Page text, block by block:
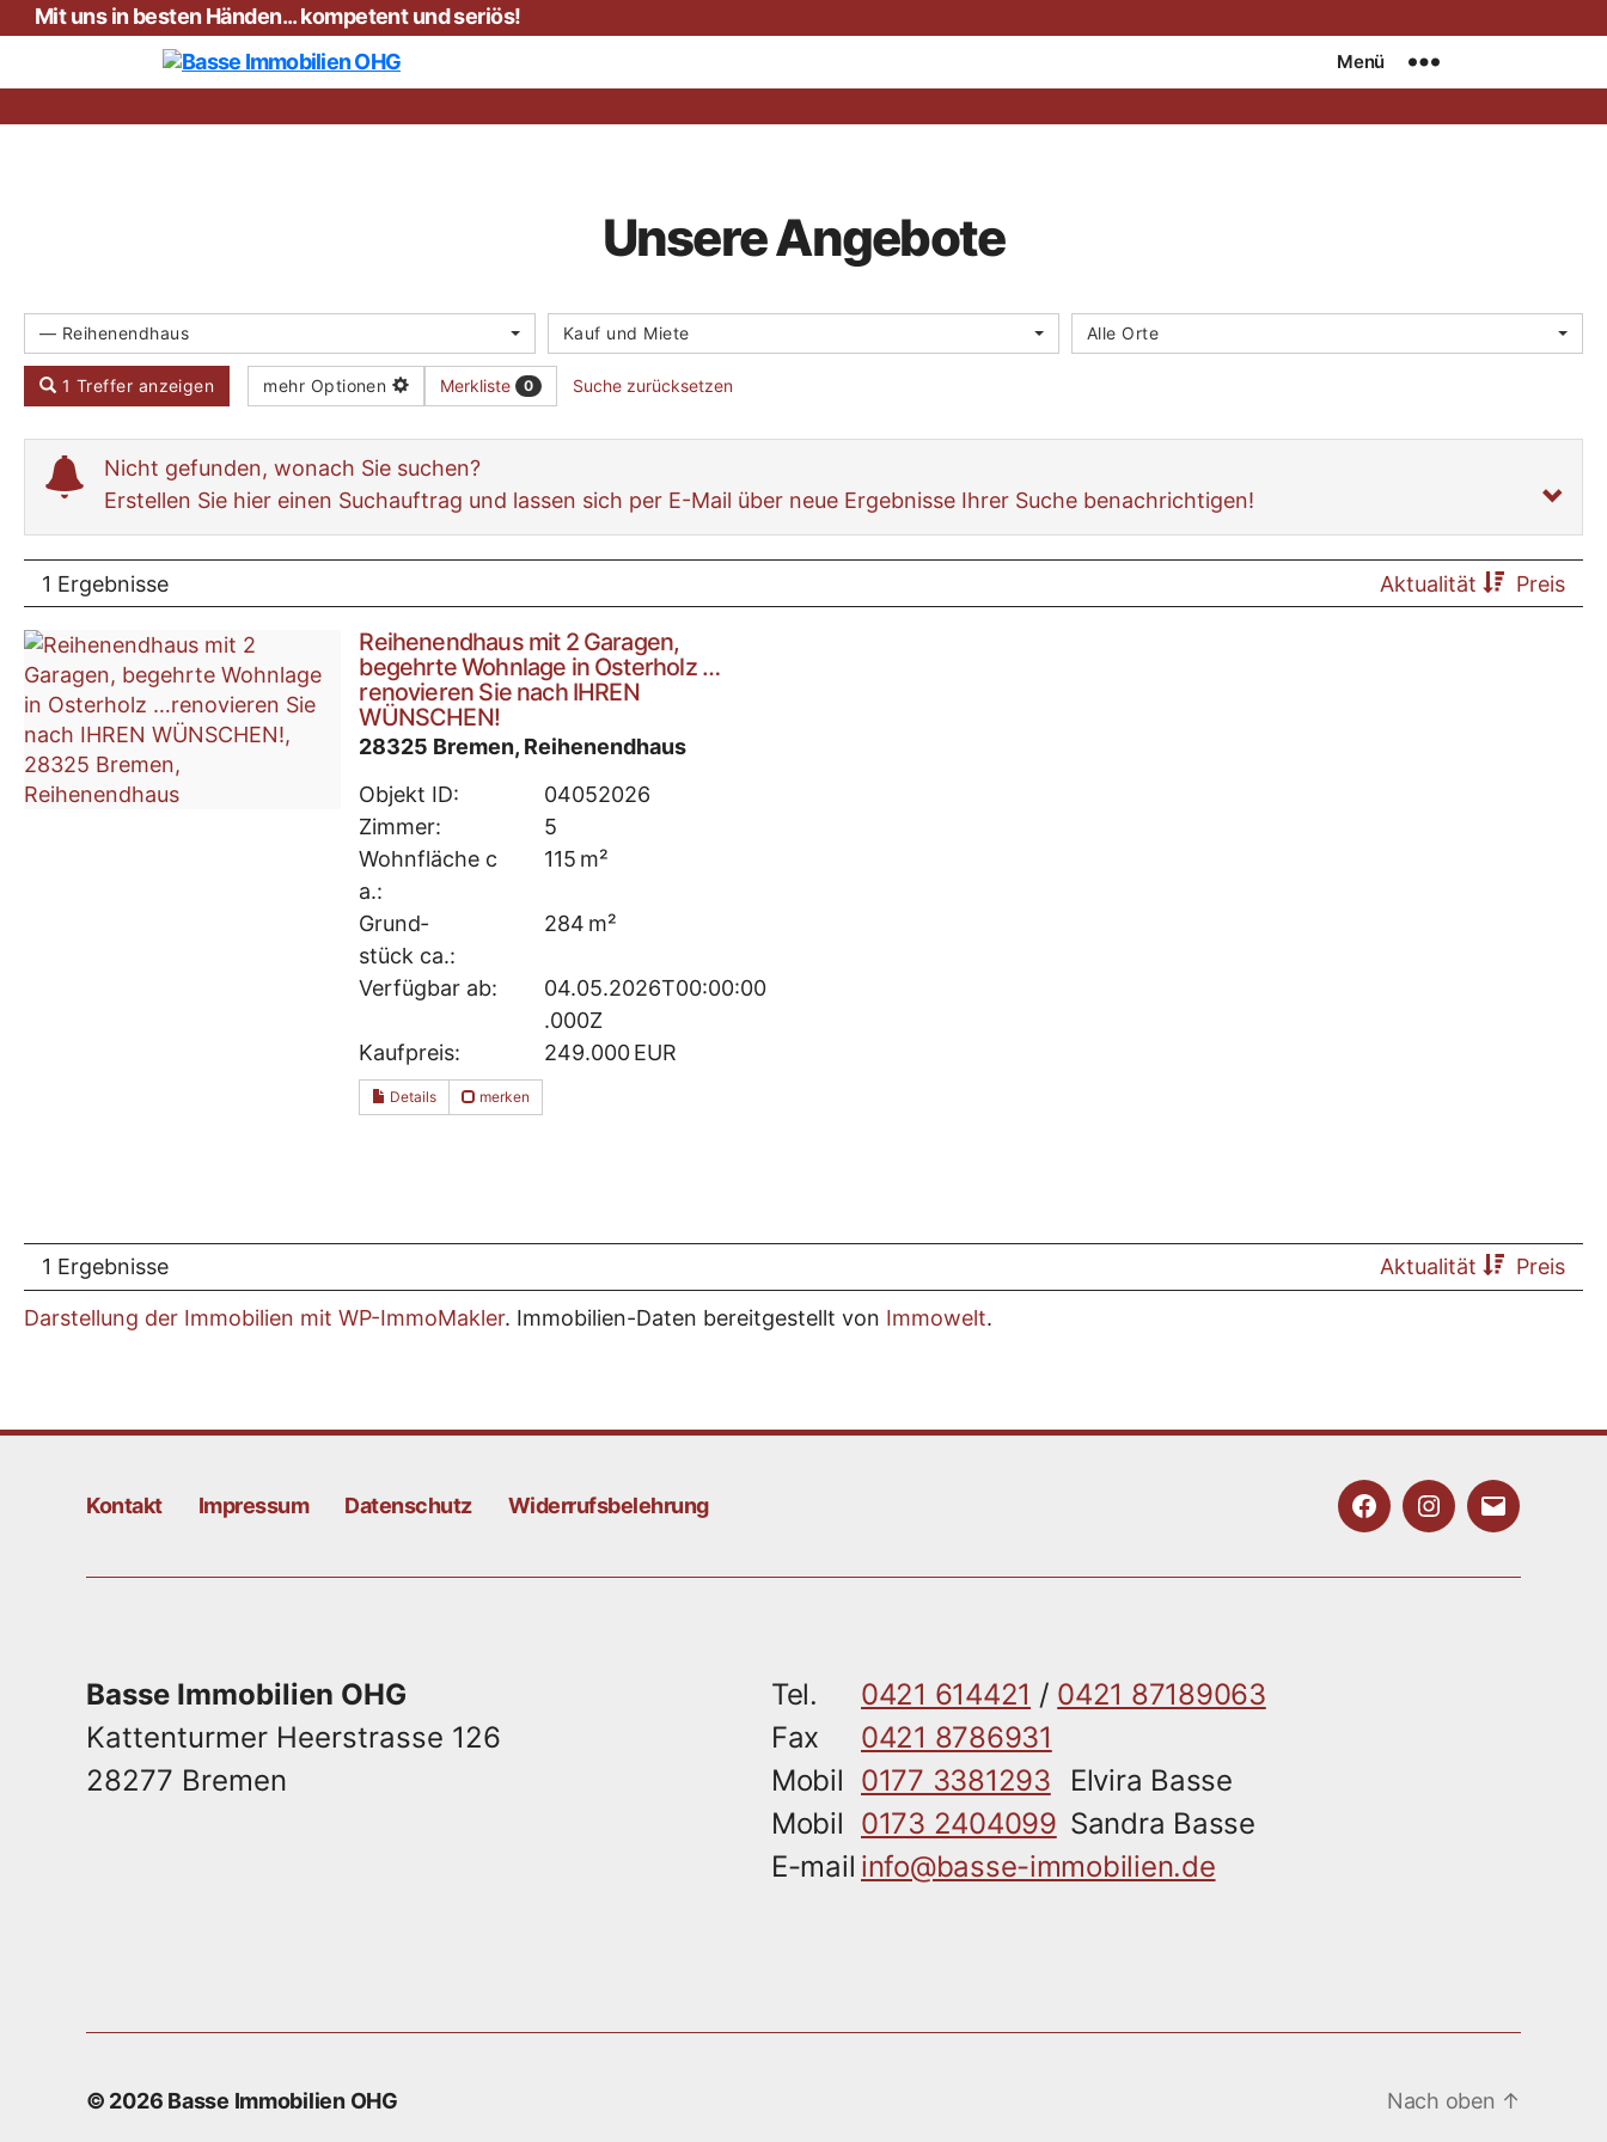
Immobilien
Mit uns in besten Händen... kompetent und seriös!
Menü
Unsere Angebote
— Reihenendhaus Kauf und Miete Alle Orte
1 Treffer anzeigen mehr Optionen Merkliste 0 Suche zurücksetzen
Nicht gefunden, wonach Sie suchen?
Erstellen Sie hier einen Suchauftrag und lassen sich per E-Mail über neue Ergebnisse Ihrer Suche benachrichtigen!
1 Ergebnisse Aktualität Preis
Reihenendhaus mit 2 Garagen,
begehrte Wohnlage in Osterholz …
renovieren Sie nach IHREN
WÜNSCHEN!
28325 Bremen, Reihenendhaus
Objekt ID:
04052026
Zimmer:
5
Wohnfläche c
a.:
115 m²
Grund­
stück ca.:
284 m²
Verfügbar ab:
04.05.2026T00:00:00
.000Z
Kaufpreis:
249.000 EUR
Details merken
1 Ergebnisse Aktualität Preis
Darstellung der Immobilien mit WP-ImmoMakler. Immobilien-Daten bereitgestellt von Immowelt.
Kontakt Impressum Datenschutz Widerrufsbelehrung
FacebookInstagram
E-
Basse Immobilien OHG
Kattenturmer Heerstrasse 126
28277 Bremen
Tel. 0421 614421 / 0421 87189063
Fax
0421 8786931
Mobil 0177 3381293
Elvira Basse
Mobil 0173 2404099 Sandra Basse
E-mail info@basse-immobilien.de
© 2026 Basse Immobilien OHG Nach oben ↑